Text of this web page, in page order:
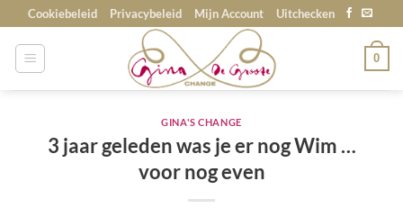
to
content
Cookiebeleid Privacybeleid Mijn Account Uitchecken
0
GINA'S CHANGE
3 jaar geleden was je er nog Wim …
voor nog even